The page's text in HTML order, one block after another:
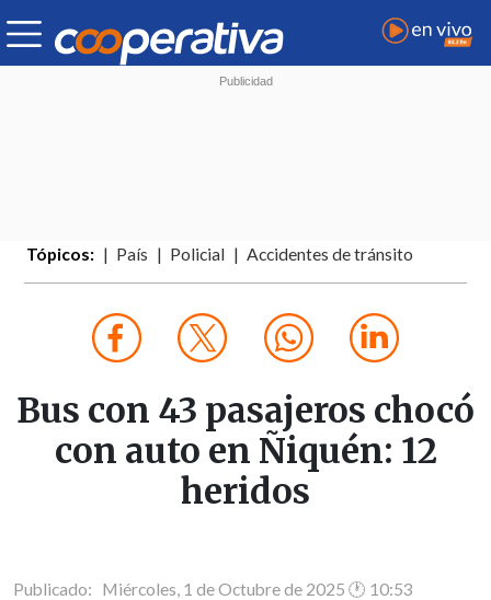
Tópicos: País Policial Accidentes de tránsito
Bus con 43 pasajeros chocó
con auto en Ñiquén: 12
heridos
Publicado: Miércoles, 1 de Octubre de 2025 🕐 10:53